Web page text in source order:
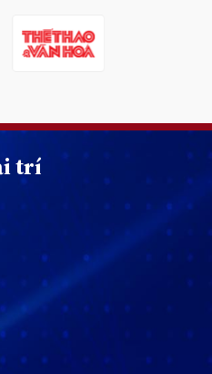
trí